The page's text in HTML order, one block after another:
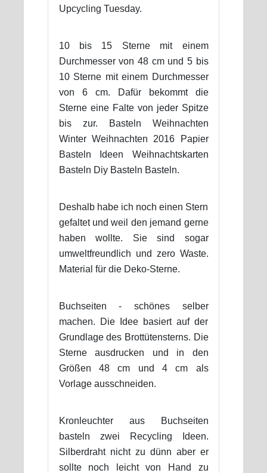
Upcycling Tuesday.
10 bis 15 Sterne mit einem
Durchmesser von 48 cm und 5 bis
10 Sterne mit einem Durchmesser
von 6 cm. Dafür bekommt die
Sterne eine Falte von jeder Spitze
bis zur. Basteln Weihnachten
Winter Weihnachten 2016 Papier
Basteln Ideen Weihnachtskarten
Basteln Diy Basteln Basteln.
Deshalb habe ich noch einen Stern
gefaltet und weil den jemand gerne
haben wollte. Sie sind sogar
umweltfreundlich und zero Waste.
Material für die Deko-Sterne.
Buchseiten - schönes selber
machen. Die Idee basiert auf der
Grundlage des Brottütensterns. Die
Sterne ausdrucken und in den
Größen 48 cm und 4 cm als
Vorlage ausschneiden.
Kronleuchter aus Buchseiten
basteln zwei Recycling Ideen.
Silberdraht nicht zu dünn aber er
sollte noch leicht von Hand zu